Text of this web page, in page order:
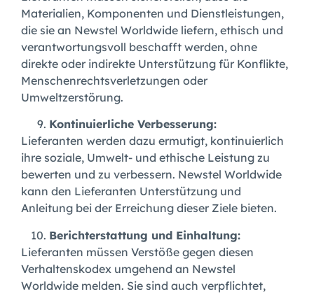
Materialien, Komponenten und Dienstleistungen,
die sie an Newstel Worldwide liefern, ethisch und
verantwortungsvoll beschafft werden, ohne
direkte oder indirekte Unterstützung für Konflikte,
Menschenrechtsverletzungen oder
Umweltzerstörung.
Kontinuierliche Verbesserung:
Lieferanten werden dazu ermutigt, kontinuierlich
ihre soziale, Umwelt- und ethische Leistung zu
bewerten und zu verbessern. Newstel Worldwide
kann den Lieferanten Unterstützung und
Anleitung bei der Erreichung dieser Ziele bieten.
Berichterstattung und Einhaltung:
Lieferanten müssen Verstöße gegen diesen
Verhaltenskodex umgehend an Newstel
Worldwide melden. Sie sind auch verpflichtet,